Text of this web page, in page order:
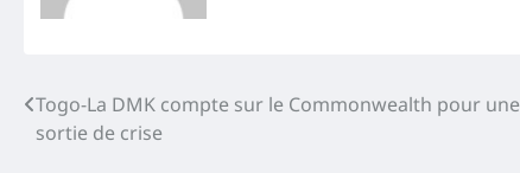
Post
navigation
Togo-La DMK compte sur le Commonwealth pour une
sortie de crise